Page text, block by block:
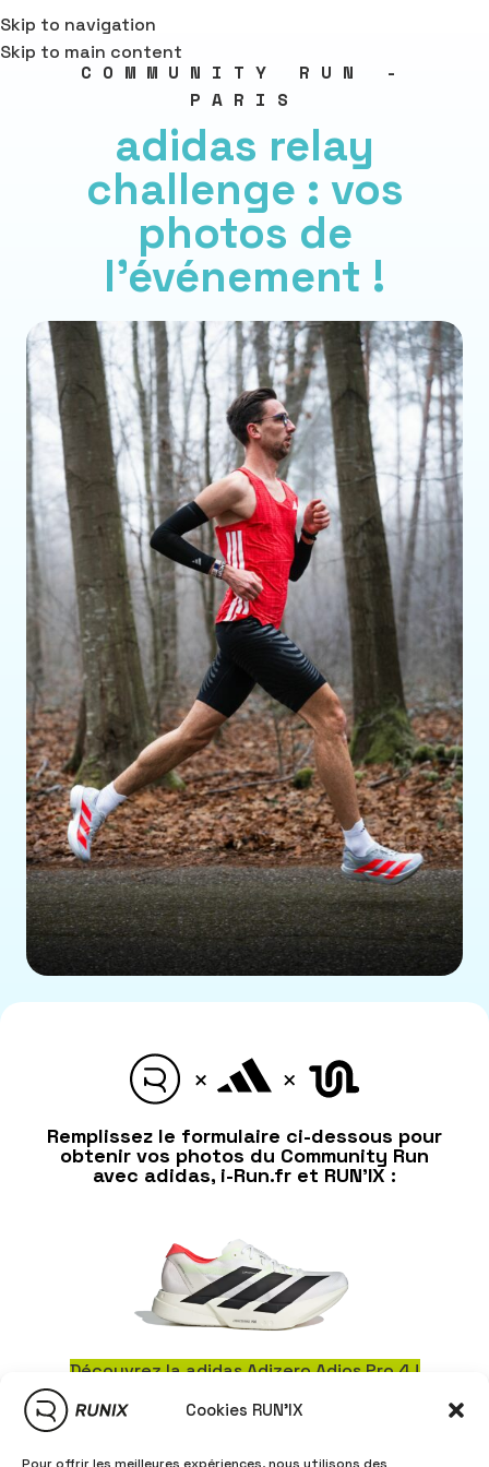
Cookies RUN'IX
Skip to navigation
Skip to main content
COMMUNITY RUN -
PARIS
adidas relay
challenge : vos
photos de
l'événement !
Remplissez le formulaire ci-dessous pour
obtenir vos photos du Community Run
avec adidas, i-Run.fr et RUN'IX :
Découvrez la adidas Adizero Adios Pro 4 !